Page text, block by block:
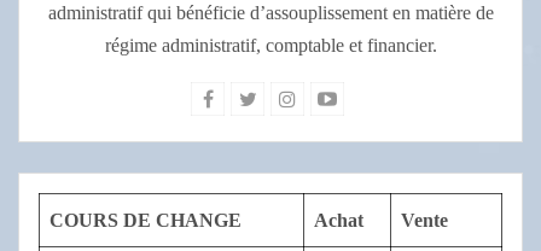
administratif qui bénéficie d’assouplissement en matière de
régime administratif, comptable et financier.
COURS DE CHANGE Achat Vente